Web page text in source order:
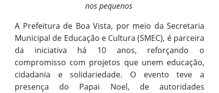
nos pequenos
A Prefeitura de Boa Vista, por meio da Secretaria
Municipal de Educação e Cultura (SMEC), é parceira
da iniciativa há 10 anos, reforçando o
compromisso com projetos que unem educação,
cidadania e solidariedade. O evento teve a
presença do Papai Noel, de autoridades